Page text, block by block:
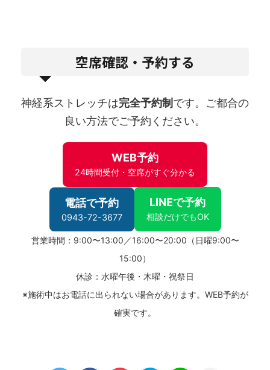
空席確認・予約する
神経系ストレッチは完全予約制 です。ご都合の
良い方法でご予約ください。
WEB予約
24時間受付・空席がすぐ分かる
電話で予約
0943-72-3677
LINEで予約
相談だけでもOK
営業時間：9:00〜13:00／16:00〜20:00（日曜9:00〜
15:00）
休診：水曜午後・木曜・祝祭日
※施術中はお電話に出られない場合があります。WEB予約が
確実です。